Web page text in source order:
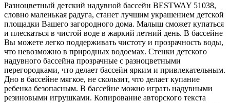
Разноцветный детский надувной бассейн BESTWAY 51038,
словно маленькая радуга, станет лучшим украшением детской
площадки Вашего загородного дома. Малыш сможет купаться
и плескаться в чистой воде в жаркий летний день. В бассейне
Вы можете легко поддерживать чистоту и прозрачность воды,
что невозможно в природных водоемах. Стенки детского
надувного бассейна прозрачные с разноцветными
перегородками, что делает бассейн ярким и привлекательным.
Дно в бассейне мягкое, не скользит, что делает купание
ребенка безопасным. В бассейне можно играть надувными
резиновыми игрушками. Копирование авторского текста